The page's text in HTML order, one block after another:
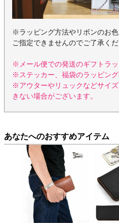
※ラッピング方法やリボンのお
ご指定できませんのでご了承くだ
※メール便での発送のギフトラッ
※ステッカー、福袋のラッピング
※アウターやリュックなどサイ
きない場合がございます。
あなたへのおすすめアイテム